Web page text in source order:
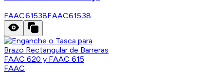
FAAC61538FAAC61538
FAAC